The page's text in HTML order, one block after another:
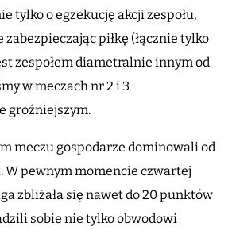
tylko o egzekucję akcji zespołu,
piłkę (łącznie tylko
zespołem diametralnie innym od
w meczach nr 2 i 3.
groźniejszym.
meczu gospodarze dominowali od
W pewnym momencie czwartej
zbliżała się nawet do 20 punktów
sobie nie tylko obwodowi